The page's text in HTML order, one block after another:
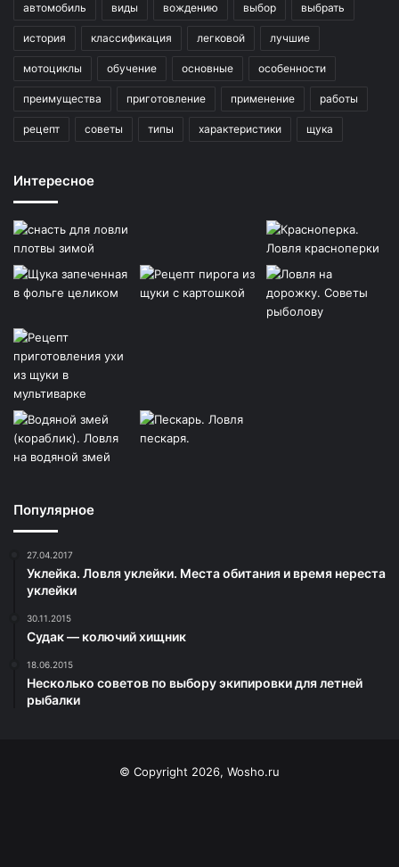
автомобиль виды вождению выбор выбрать
история классификация легковой лучшие
мотоциклы обучение основные особенности
преимущества приготовление применение работы
рецепт советы типы характеристики щука
Интересное
Популярное
27.04.2017
Уклейка. Ловля уклейки. Места обитания и время нереста
уклейки
30.11.2015
Судак — колючий хищник
18.06.2015
Несколько советов по выбору экипировки для летней
рыбалки
© Copyright 2026, Wosho.ru